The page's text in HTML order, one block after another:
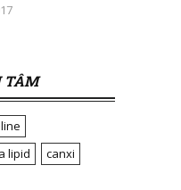
TÂM
lipid
canxi